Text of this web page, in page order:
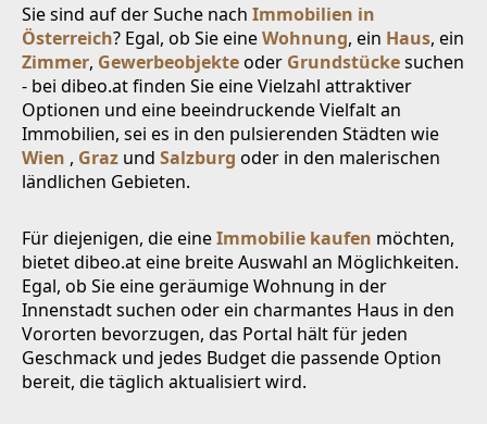
Sie sind auf der Suche nach Immobilien in
Österreich? Egal, ob Sie eineWohnung, ein Haus, ein
Zimmer, Gewerbeobjekteoder Grundstückesuchen
- bei dibeo.at finden Sie eine Vielzahl attraktiver
Optionen und eine beeindruckende Vielfalt an
Immobilien, sei es in den pulsierenden Städten wie
Wien , Graz und Salzburg oder in den malerischen
ländlichen Gebieten.
Für diejenigen, die eineImmobilie kaufen möchten,
bietet dibeo.at eine breite Auswahl an Möglichkeiten.
Egal, ob Sie eine geräumige Wohnung in der
Innenstadt suchen oder ein charmantes Haus in den
Vororten bevorzugen, das Portal hält für jeden
Geschmack und jedes Budget die passende Option
bereit, die täglich aktualisiert wird.